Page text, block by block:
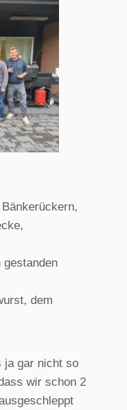
gestanden
dem
ja gar nicht so
wir schon 2